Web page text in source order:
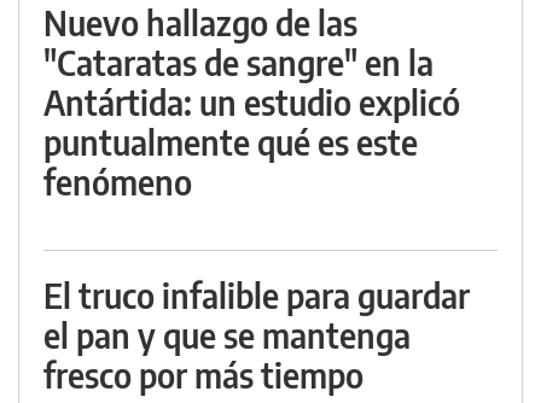
Nuevo hallazgo de las
"Cataratas de sangre" en la
Antártida: un estudio explicó
puntualmente qué es este
fenómeno
El truco infalible para guardar
el pan y que se mantenga
fresco por más tiempo